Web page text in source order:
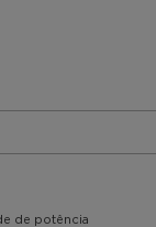
de potência